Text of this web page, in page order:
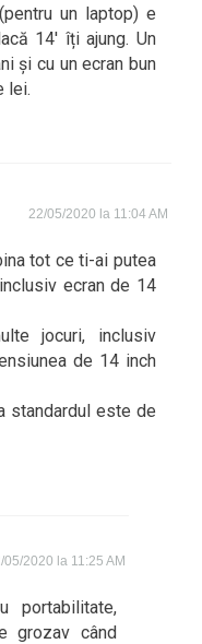
un laptop) e
14′ îți ajung. Un
și cu un ecran bun
lei.
22/05/2020 la 11:04 AM
tot ce ti-ai putea
ecran de 14
jocuri, inclusiv
de 14 inch
standardul este de
05/2020 la 11:25 AM
portabilitate,
grozav când